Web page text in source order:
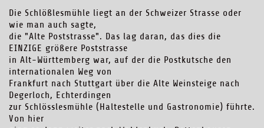
Die Schlößlesmühle liegt an der Schweizer Strasse oder
wie man auch sagte,
die "Alte Poststrasse". Das lag daran, das dies die
EINZIGE größere Poststrasse
in Alt-Württemberg war, auf der die Postkutsche den
internationalen Weg von
Frankfurt nach Stuttgart über die Alte Weinsteige nach
Degerloch, Echterdingen
zur Schlösslesmühle (Haltestelle und Gastronomie) führte.
Von hier